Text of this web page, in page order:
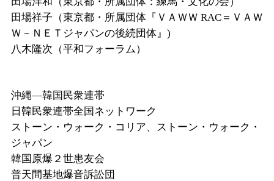
田場祥子（東京都・所属団体『ＶＡＷＷ RAC ＝ＶＡＷ
Ｗ－ＮＥＴジャパンの後続団体』)
八木隆次（平和フォーラム）
沖縄―韓国民衆連帯
日 韓民衆連帯全国ネットワーク
ストーン・ウォーク・コリア、ストーン・ウォーク・
ジャパン
韓国原爆２世患友会
普天間基地爆音訴訟団